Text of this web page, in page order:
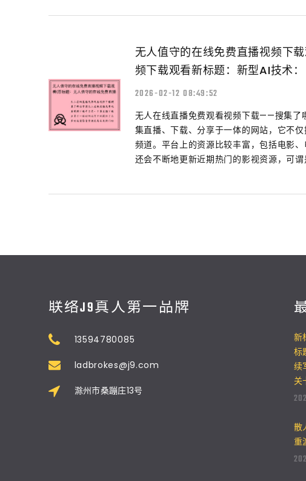
无人值守的在线免费直播视频下
频下载观看新标题：新型AI技术
2026-02-12 08:49:52
无人在线直播免费观看视频下载——搜集了
集直播、下载、分享于一体的网站，它不
频道。平台上的资源比较丰富，包括电影
还会不断地更新近期热门的影视资源，可谓
联络J9真人第一品牌
13594780085
ladbrokes@j9.com
滁州市桑蹦庄13号
新
标
续
关
散
重